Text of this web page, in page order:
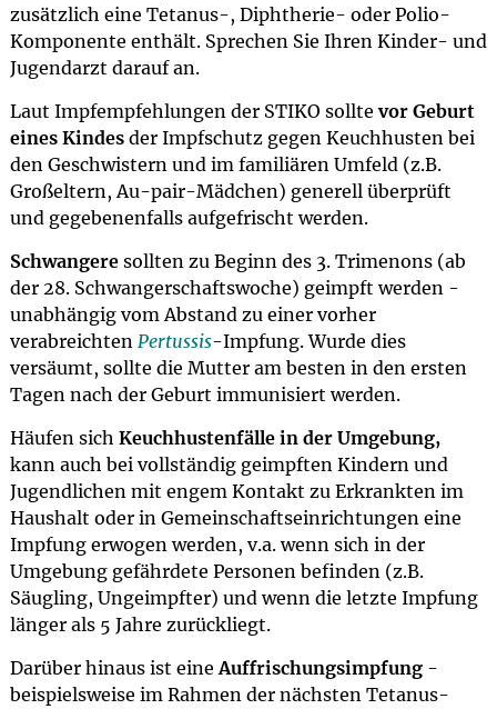
zusätzlich eine Tetanus-, Diphtherie- oder Polio-
Komponente enthält. Sprechen Sie Ihren Kinder- und
Jugendarzt darauf an.
Laut Impfempfehlungen der STIKO solltevor Geburt
eines Kindesder Impfschutz gegen Keuchhusten bei
den Geschwistern und im familiären Umfeld (z.B.
Großeltern, Au-pair-Mädchen) generell überprüft
und gegebenenfalls aufgefrischt werden.
Schwangere sollten zu Beginn des 3. Trimenons (ab
der 28. Schwangerschaftswoche) geimpft werden -
unabhängig vom Abstand zu einer vorher
verabreichten Pertussis-Impfung. Wurde dies
versäumt, sollte die Mutter am besten in den ersten
Tagen nach der Geburt immunisiert werden.
Häufen sich Keuchhustenfälle in der Umgebung,
kann auch bei vollständig geimpften Kindern und
Jugendlichen mit engem Kontakt zu Erkrankten im
Haushalt oder in Gemeinschaftseinrichtungen eine
Impfung erwogen werden, v.a. wenn sich in der
Umgebung gefährdete Personen befinden (z.B.
Säugling, Ungeimpfter) und wenn die letzte Impfung
länger als 5 Jahre zurückliegt.
Darüber hinaus ist eineAuffrischungsimpfung-
beispielsweise im Rahmen der nächsten Tetanus-